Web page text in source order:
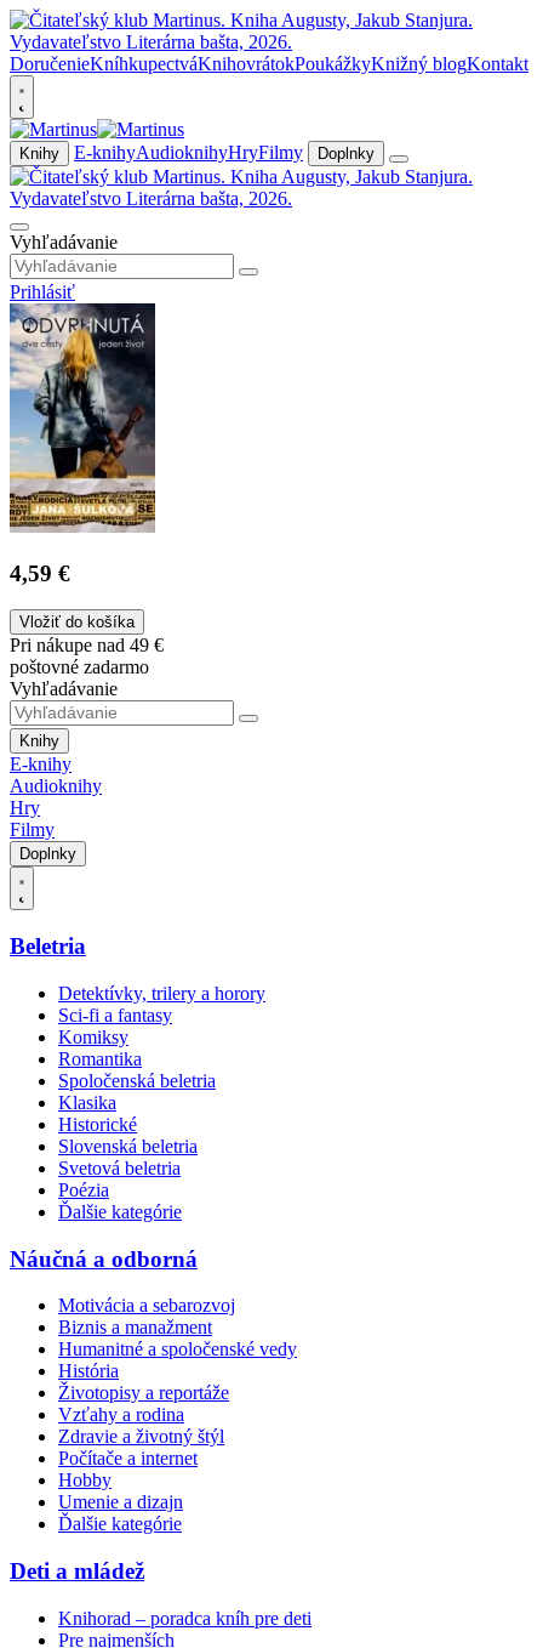
DoručenieKníhkupectváKnihovrátokPoukážkyKnižný blogKontakt
Knihy E-knihyAudioknihyHryFilmy Doplnky
Vyhľadávanie
Prihlásiť
4,59 €
Vložiť do košíka
Pri nákupe nad 49 €
poštovné zadarmo
Vyhľadávanie
Knihy
E-knihy
Audioknihy
Hry
Filmy
Doplnky
Beletria
Detektívky, trilery a horory
Sci-fi a fantasy
Komiksy
Romantika
Spoločenská beletria
Klasika
Historické
Slovenská beletria
Svetová beletria
Poézia
Ďalšie kategórie
Náučná a odborná
Motivácia a sebarozvoj
Biznis a manažment
Humanitné a spoločenské vedy
História
Životopisy a reportáže
Vzťahy a rodina
Zdravie a životný štýl
Počítače a internet
Hobby
Umenie a dizajn
Ďalšie kategórie
Deti a mládež
Knihorad – poradca kníh pre deti
Pre najmenších